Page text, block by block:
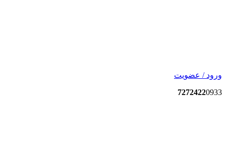
ورود / عضویت
72724220933